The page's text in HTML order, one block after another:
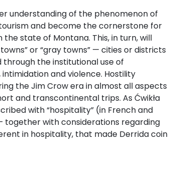
understanding of the phenomenon of
and become the cornerstone for
state of Montana. This, in turn, will
or “gray towns” — cities or districts
the institutional use of
and violence. Hostility
the Jim Crow era in almost all aspects
and transcontinental trips. As Ćwikła
with “hospitality” (in French and
with considerations regarding
in hospitality, that made Derrida coin